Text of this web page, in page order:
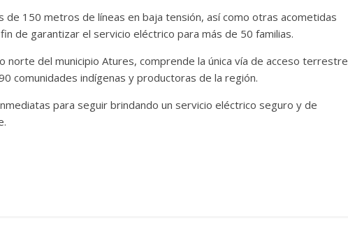
de 150 metros de líneas en baja tensión, así como otras acometidas
de garantizar el servicio eléctrico para más de 50 familias.
norte del municipio Atures, comprende la única vía de acceso terrestre
comunidades indígenas y productoras de la región.
para seguir brindando un servicio eléctrico seguro y de